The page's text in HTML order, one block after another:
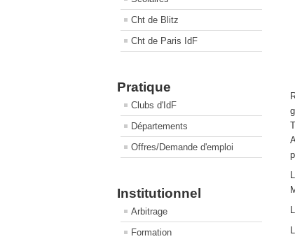
Cht de Blitz
Cht de Paris IdF
Pratique
Clubs d'IdF
Départements
Offres/Demande d'emploi
Institutionnel
Arbitrage
Formation